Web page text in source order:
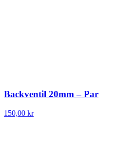
Backventil 20mm – Par
150,00 kr